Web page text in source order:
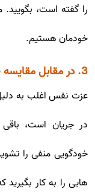
را گفته است،
خودمان هستیم.
3. در مقابل مقایسه خود با دیگران مقاومت کنید.
عزت نفس اغلب به
در جریان است،
خودگویی منفی را
هایی را به کار